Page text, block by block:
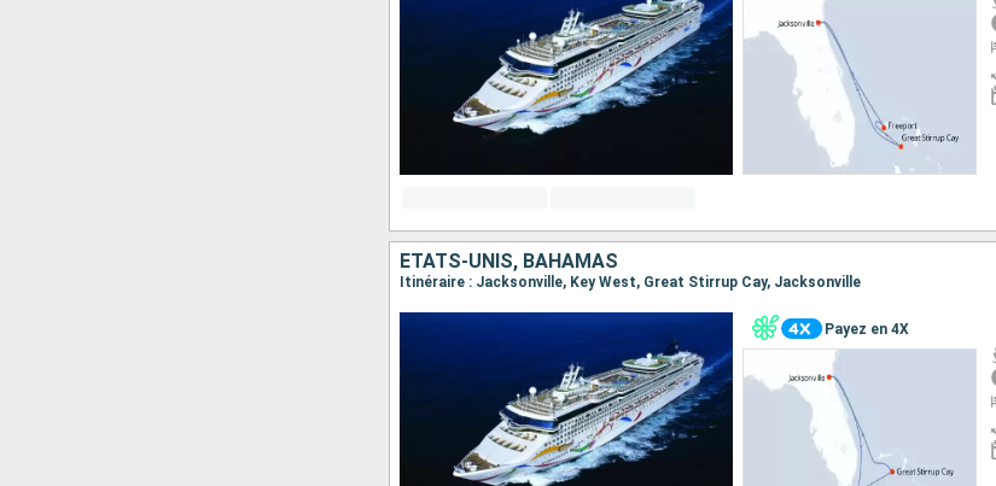
ÉTATS-UNIS, BAHAMAS
Itinéraire : Jacksonville, Key West, Great Stirrup Cay, Jacksonville
Payez en 4X